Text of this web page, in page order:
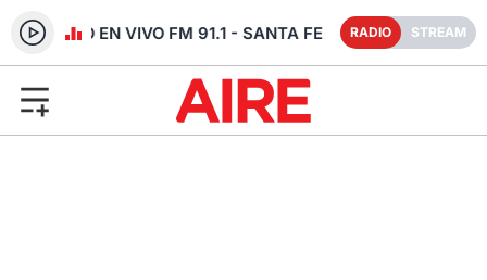
RADIO EN VIVO FM 91.1 - SANTA FE RADIO STREAM